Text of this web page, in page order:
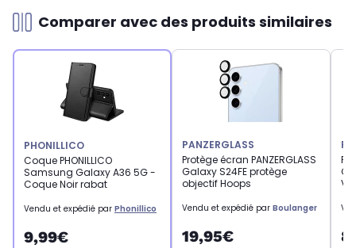
Comparer avec des produits similaires
PHONILLICO
Coque PHONILLICO
Samsung Galaxy A36 5G -
Coque Noir rabat
Vendu et expédié par Phonillico
9,99€
PANZERGLASS
Protège écran PANZERGLASS
Galaxy S24FE protège
objectif Hoops
Vendu et expédié par Boulanger
19,95€